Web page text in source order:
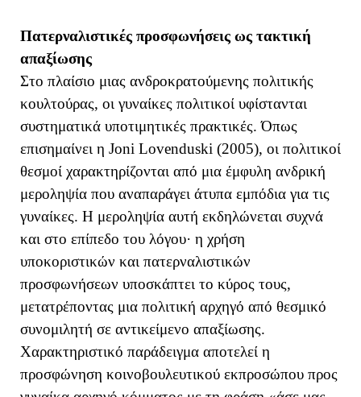
Πατερναλιστικές προσφωνήσεις ως τακτική
απαξίωσης
Στο πλαίσιο μιας ανδροκρατούμενης πολιτικής
κουλτούρας, οι γυναίκες πολιτικοί υφίστανται
συστηματικά υποτιμητικές πρακτικές. Όπως
επισημαίνει η Joni Lovenduski (2005), οι πολιτικοί
θεσμοί χαρακτηρίζονται από μια έμφυλη ανδρική
μεροληψία που αναπαράγει άτυπα εμπόδια για τις
γυναίκες. Η μεροληψία αυτή εκδηλώνεται συχνά
και στο επίπεδο του λόγου· η χρήση
υποκοριστικών και πατερναλιστικών
προσφωνήσεων υποσκάπτει το κύρος τους,
μετατρέποντας μια πολιτική αρχηγό από θεσμικό
συνομιλητή σε αντικείμενο απαξίωσης.
Χαρακτηριστικό παράδειγμα αποτελεί η
προσφώνηση κοινοβουλευτικού εκπροσώπου προς